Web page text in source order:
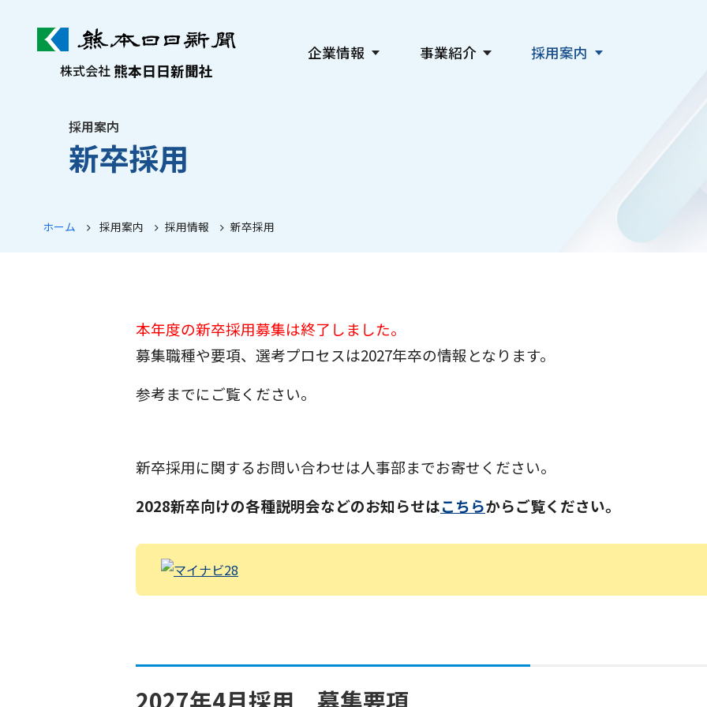
株式会社熊本日日新聞社
企業情報 事業紹介 採用案内
採用案内
新卒採用
ホーム 採用案内 採用情報 新卒採用
本年度の新卒採用募集は終了しました。
募集職種や要項、選考プロセスは2027年卒の情報となります。
参考までにご覧ください。
新卒採用に関するお問い合わせは人事部までお寄せください。
2028新卒向けの各種説明会などのお知らせはこちらからご覧ください。
2027年4月採用 募集要項